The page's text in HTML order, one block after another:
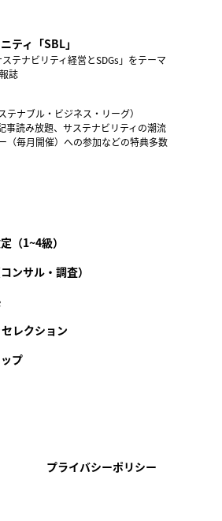
ティ「SBL」
テナビリティ経営とSDGs」をテーマ
誌
テナブル・ビジネス・リーグ）
事読み放題、サステナビリティの潮流
（毎月開催）への参加などの特典多数
（1~4級）
ンサル・調査）
レクション
プ
プライバシーポリシー